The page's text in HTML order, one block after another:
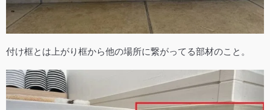
付け框とは上がり框から他の場所に繋がってる部材のこと。